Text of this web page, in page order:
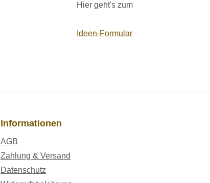
Hier geht's zum
Ideen-Formular
Informationen
AGB
Zahlung & Versand
Datenschutz